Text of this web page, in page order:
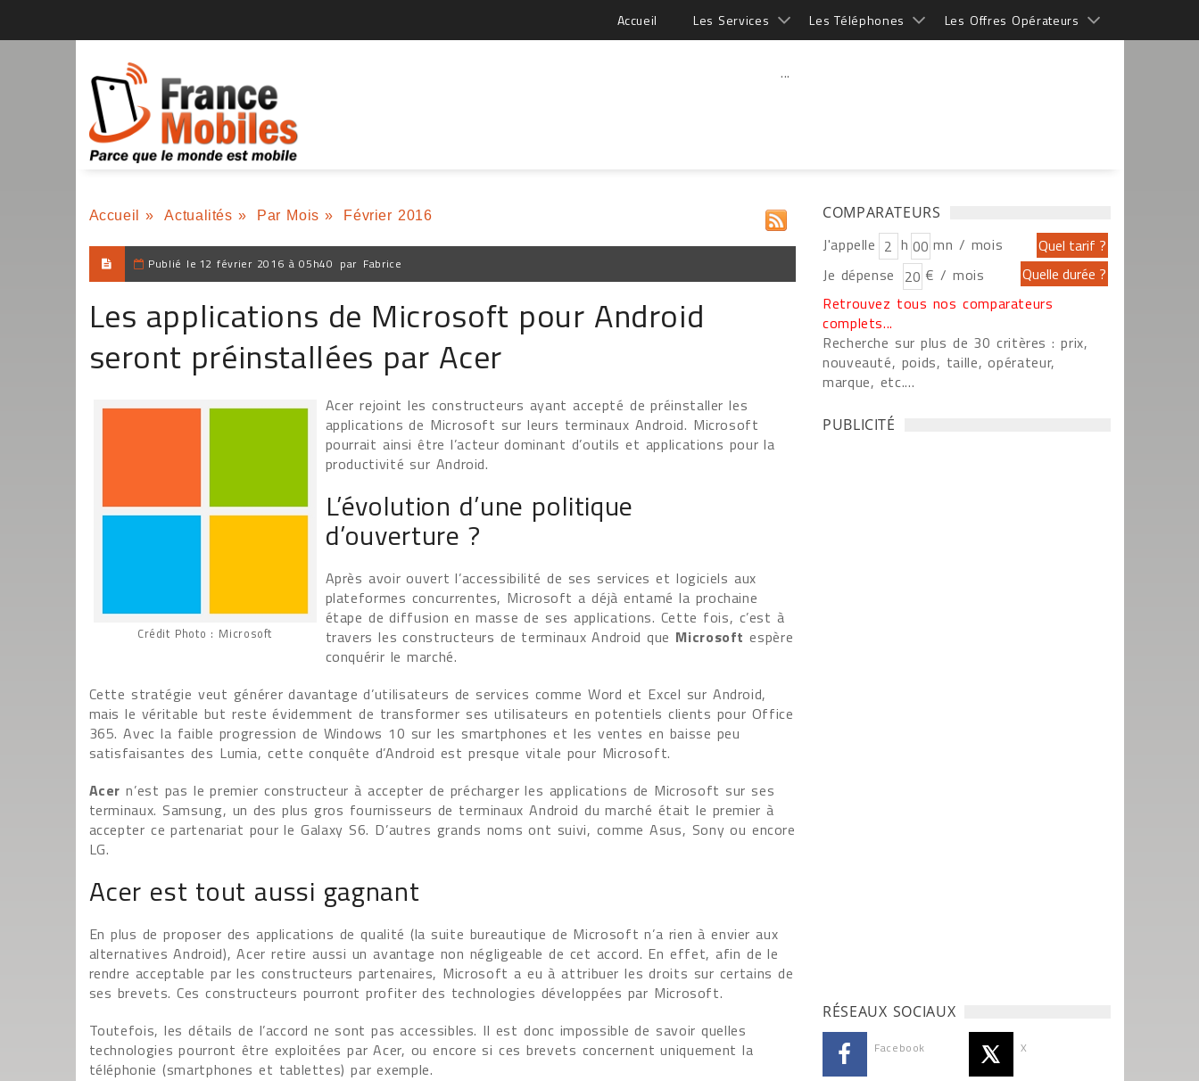
Accueil Les Services Les Téléphones Les Offres Opérateurs
...
Accueil » Actualités » Par Mois » Février 2016
Publié le 12 février 2016 à 05h40 par Fabrice
Les applications de Microsoft pour Android
seront préinstallées par Acer
Crédit Photo : Microsoft
Acer rejoint les constructeurs ayant accepté de préinstaller les
applications de Microsoft sur leurs terminaux Android. Microsoft
pourrait ainsi être l’acteur dominant d’outils et applications pour la
productivité sur Android.
L’évolution d’une politique
d’ouverture ?
Après avoir ouvert l’accessibilité de ses services et logiciels aux
plateformes concurrentes, Microsoft a déjà entamé la prochaine
étape de diffusion en masse de ses applications. Cette fois, c’est à
travers les constructeurs de terminaux Android que Microsoft espère
conquérir le marché.
Cette stratégie veut générer davantage d’utilisateurs de services comme Word et Excel sur Android,
mais le véritable but reste évidemment de transformer ses utilisateurs en potentiels clients pour Office
365. Avec la faible progression de Windows 10 sur les smartphones et les ventes en baisse peu
satisfaisantes des Lumia, cette conquête d’Android est presque vitale pour Microsoft.
Acer n’est pas le premier constructeur à accepter de précharger les applications de Microsoft sur ses
terminaux. Samsung, un des plus gros fournisseurs de terminaux Android du marché était le premier à
accepter ce partenariat pour le Galaxy S6. D’autres grands noms ont suivi, comme Asus, Sony ou encore
LG.
Acer est tout aussi gagnant
En plus de proposer des applications de qualité (la suite bureautique de Microsoft n’a rien à envier aux
alternatives Android), Acer retire aussi un avantage non négligeable de cet accord. En effet, afin de le
rendre acceptable par les constructeurs partenaires, Microsoft a eu à attribuer les droits sur certains de
ses brevets. Ces constructeurs pourront profiter des technologies développées par Microsoft.
Toutefois, les détails de l’accord ne sont pas accessibles. Il est donc impossible de savoir quelles
technologies pourront être exploitées par Acer, ou encore si ces brevets concernent uniquement la
téléphonie (smartphones et tablettes) par exemple.
COMPARATEURS
J'appelle h
mn / mois
Je dépense
€ / mois
Retrouvez tous nos comparateurs
complets...
Recherche sur plus de 30 critères : prix,
nouveauté, poids, taille, opérateur,
marque, etc....
PUBLICITÉ
RÉSEAUX SOCIAUX
Facebook X